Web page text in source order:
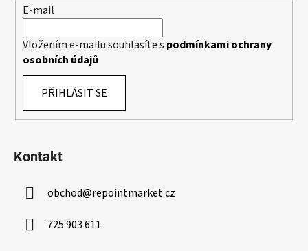
v
ý
p
E-mail
Vložením e-mailu souhlasíte s podmínkami ochrany
osobních údajů
PŘIHLÁSIT SE
Kontakt
obchod@repointmarket.cz
725 903 611